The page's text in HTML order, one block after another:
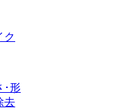
ク
･形
去